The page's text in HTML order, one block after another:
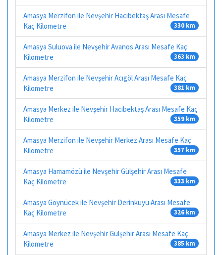
Amasya Merzifon ile Nevşehir Hacıbektaş Arası Mesafe
Kaç Kilometre
330 km
Amasya Suluova ile Nevşehir Avanos Arası Mesafe Kaç
Kilometre
363 km
Amasya Merzifon ile Nevşehir Acıgöl Arası Mesafe Kaç
Kilometre
381 km
Amasya Merkez ile Nevşehir Hacıbektaş Arası Mesafe Kaç
Kilometre
359 km
Amasya Merzifon ile Nevşehir Merkez Arası Mesafe Kaç
Kilometre
357 km
Amasya Hamamözü ile Nevşehir Gülşehir Arası Mesafe
Kaç Kilometre
333 km
Amasya Göynücek ile Nevşehir Derinkuyu Arası Mesafe
Kaç Kilometre
326 km
Amasya Merkez ile Nevşehir Gülşehir Arası Mesafe Kaç
Kilometre
385 km